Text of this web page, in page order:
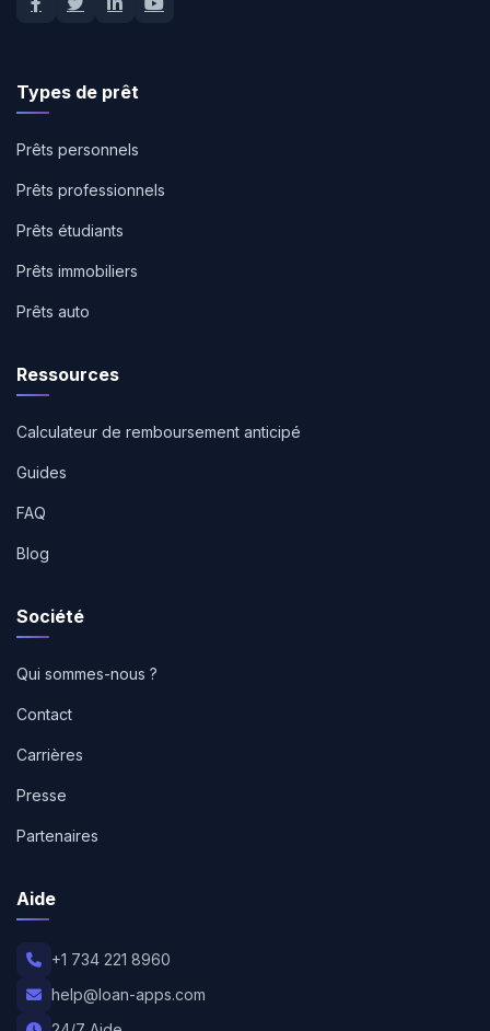
Types de prêt
Prêts personnels
Prêts professionnels
Prêts étudiants
Prêts immobiliers
Prêts auto
Ressources
Calculateur de remboursement anticipé
Guides
FAQ
Blog
Société
Qui sommes-nous ?
Contact
Carrières
Presse
Partenaires
Aide
+1 734 221 8960
help@loan-apps.com